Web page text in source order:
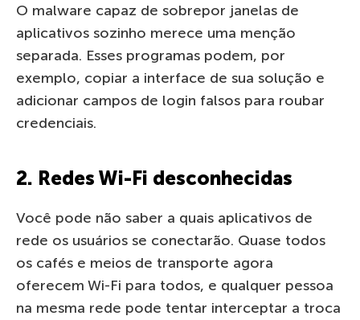
O malware capaz de sobrepor janelas de
aplicativos sozinho merece uma menção
separada. Esses programas podem, por
exemplo, copiar a interface de sua solução e
adicionar campos de login falsos para roubar
credenciais.
2. Redes Wi-Fi desconhecidas
Você pode não saber a quais aplicativos de
rede os usuários se conectarão. Quase todos
os cafés e meios de transporte agora
oferecem Wi-Fi para todos, e qualquer pessoa
na mesma rede pode tentar interceptar a troca